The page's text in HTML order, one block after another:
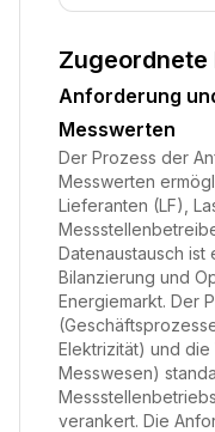
Zugeordnete
Anforderung
Messwerten
Der Prozess der
Messwerten
Lieferanten (LF),
Datenaustausch ist
Bilanzierung und
Energiemarkt. Der
Elektrizität) und
Messwesen)
verankert. Die